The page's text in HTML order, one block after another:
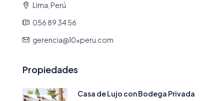
Lima, Perú
056 89 34 56
gerencia@10xperu.com
Propiedades
Casa de Lujo con Bodega Privada